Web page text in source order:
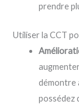
prendre
Utiliser la CCT
démontre
possédez